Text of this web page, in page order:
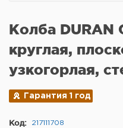
Колба DURAN
круглая,
узкогорлая,
Гарантия 1 год
Код: 217111708